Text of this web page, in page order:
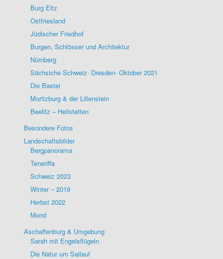
Burg Eltz
Ostfriesland
Jüdischer Friedhof
Burgen, Schlösser und Architektur
Nürnberg
Sächsiche Schweiz- Dresden- Oktober 2021
Die Bastei
Moritzburg & der Lilienstein
Beelitz – Heilstetten
Besondere Fotos
Landschaftsbilder
Bergpanorama
Teneriffa
Schweiz 2023
Winter – 2019
Herbst 2022
Mond
Aschaffenburg & Umgebung
Sarah mit Engelsflügeln
Die Natur um Sailauf